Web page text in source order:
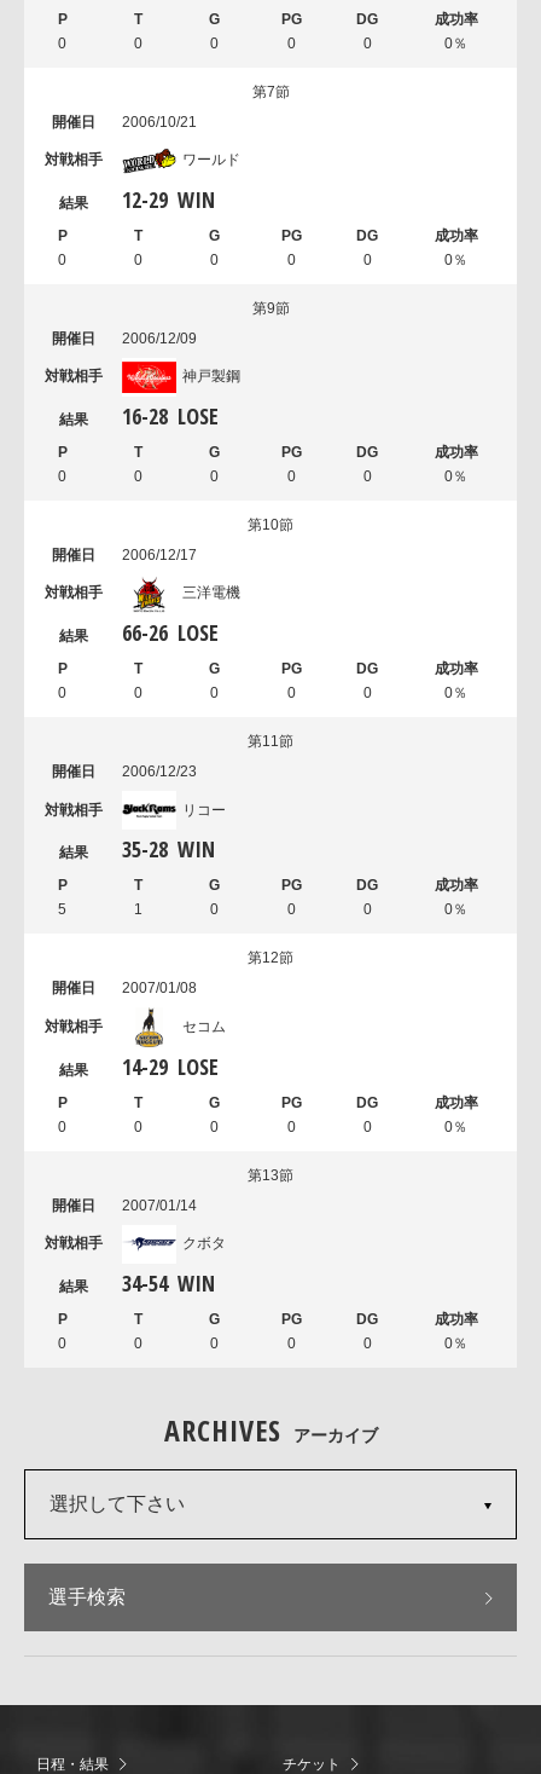
0 0 0 0 0 0％
第7節
2006/10/21
ワールド
12-29 WIN
0 0 0 0 0 0％
第9節
2006/12/09
神戸製鋼
16-28 LOSE
0 0 0 0 0 0％
第10節
2006/12/17
三洋電機
66-26 LOSE
0 0 0 0 0 0％
第11節
2006/12/23
リコー
35-28 WIN
5 1 0 0 0 0％
第12節
2007/01/08
セコム
14-29 LOSE
0 0 0 0 0 0％
第13節
2007/01/14
クボタ
34-54 WIN
0 0 0 0 0 0％
ARCHIVES アーカイブ
選択して下さい
選手検索
日程・結果 チケット